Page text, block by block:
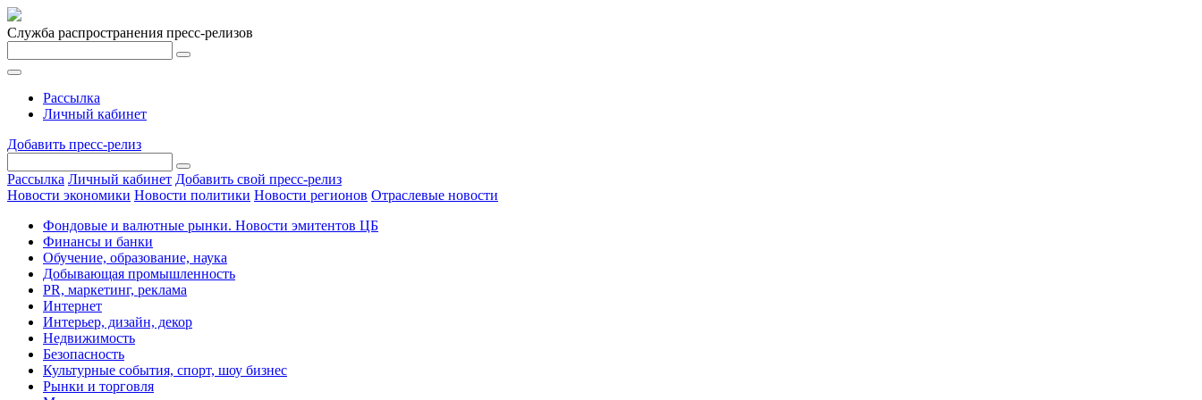
Служба распространения пресс-релизов
Рассылка
Личный кабинет
Добавить пресс-релиз
Рассылка Личный кабинет Добавить свой пресс-релиз
Новости экономики Новости политики Новости регионов Отраслевые новости
Фондовые и валютные рынки. Новости эмитентов ЦБ
Финансы и банки
Обучение, образование, наука
Добывающая промышленность
PR, маркетинг, реклама
Интернет
Интерьер, дизайн, декор
Недвижимость
Безопасность
Культурные события, спорт, шоу бизнес
Рынки и торговля